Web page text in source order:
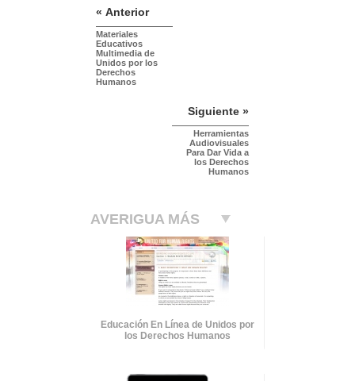
« Anterior
Materiales
Educativos
Multimedia de
Unidos por los
Derechos
Humanos
Siguiente »
Herramientas
Audiovisuales
Para Dar Vida a
los Derechos
Humanos
AVERIGUA MÁS
Educación En Línea de Unidos por
los Derechos Humanos